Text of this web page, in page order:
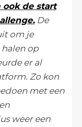
ook de start
De
om je
op
er al
Zo kon
met een
weer een